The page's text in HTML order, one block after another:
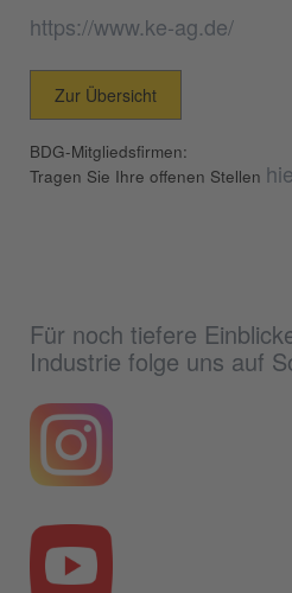
https://www.ke-ag.de/
Zur Übersicht
BDG-Mitgliedsfirmen:
Tragen Sie Ihre offenen Stellen
Für noch tiefere
Industrie folge uns auf